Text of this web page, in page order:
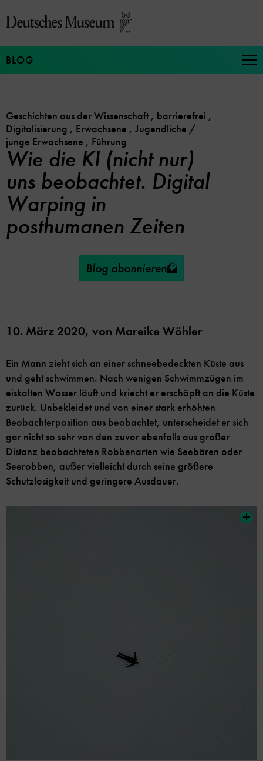
zum
BLOG
Geschichten aus der Wissenschaft , barrierefrei ,
Digitalisierung , Erwachsene , Jugendliche /
junge Erwachsene , Führung
Wie die KI (nicht nur)
uns beobachtet. Digital
Warping in
posthumanen Zeiten
Blog abonnieren
10. März 2020, von Mareike Wöhler
Ein Mann zieht sich an einer schneebedeckten Küste aus
und geht schwimmen. Nach wenigen Schwimmzügen im
eiskalten Wasser läuft und kriecht er erschöpft an die Küste
zurück. Unbekleidet und von einer stark erhöhten
Beobachterposition aus beobachtet, unterscheidet er sich
gar nicht so sehr von den zuvor ebenfalls aus großer
Distanz beobachteten Robbenarten wie Seebären oder
Seerobben, außer vielleicht durch seine größere
Schutzlosigkeit und geringere Ausdauer.